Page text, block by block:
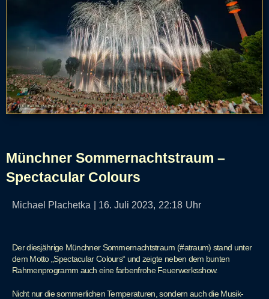
Münchner Sommernachtstraum –
Spectacular Colours
Michael Plachetka 16. Juli 2023, 22:18 Uhr
Der diesjährige Münchner Sommernachtstraum (#atraum) stand unter
dem Motto „Spectacular Colours“ und zeigte neben dem bunten
Rahmenprogramm auch eine farbenfrohe Feuerwerksshow.
Nicht nur die sommerlichen Temperaturen, sondern auch die Musik-